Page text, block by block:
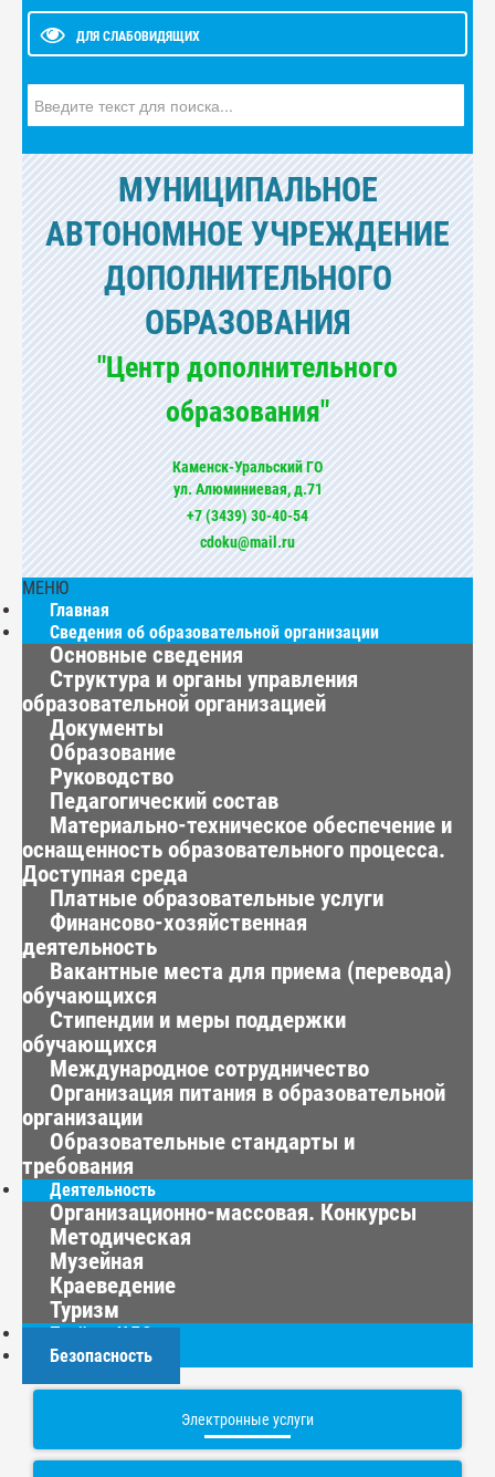
ДЛЯ СЛАБОВИДЯЩИХ
МУНИЦИПАЛЬНОЕ
АВТОНОМНОЕ УЧРЕЖДЕНИЕ
ДОПОЛНИТЕЛЬНОГО
ОБРАЗОВАНИЯ
"Центр дополнительного
образования"
Каменск-Уральский ГО
ул. Алюминиевая, д.71
+7 (3439) 30-40-54
cdoku@mail.ru
МЕНЮ
Главная
Сведения об образовательной организации
Основные сведения
Структура и органы управления
образовательной организацией
Документы
Образование
Руководство
Педагогический состав
Материально-техническое обеспечение и
оснащенность образовательного процесса.
Доступная среда
Платные образовательные услуги
Финансово-хозяйственная
деятельность
Вакантные места для приема (перевода)
обучающихся
Стипендии и меры поддержки
обучающихся
Международное сотрудничество
Организация питания в образовательной
организации
Образовательные стандарты и
требования
Деятельность
Организационно-массовая. Конкурсы
Методическая
Музейная
Краеведение
Туризм
Приём в ЦДО
Безопасность
Электронные услуги